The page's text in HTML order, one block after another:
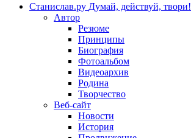
Станислав.ру Думай, действуй, твори!
Автор
Резюме
Принципы
Биография
Фотоальбом
Видеоархив
Родина
Творчество
Веб-сайт
Новости
История